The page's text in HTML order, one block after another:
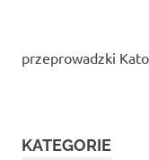
przeprowadzki
KATEGORIE